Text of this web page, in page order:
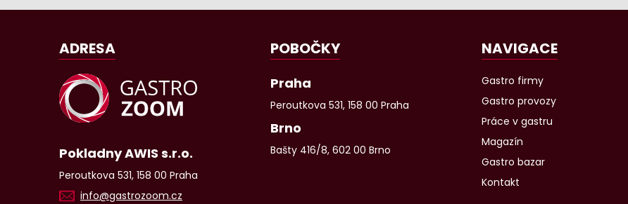
ADRESA
Pokladny AWIS s.r.o.
Peroutkova 531, 158 00 Praha
info@gastrozoom.cz
POBOČKY
Praha
Peroutkova 531, 158 00 Praha
Brno
Bašty 416/8, 602 00 Brno
NAVIGACE
Gastro firmy
Gastro provozy
Práce v gastru
Magazín
Gastro bazar
Kontakt